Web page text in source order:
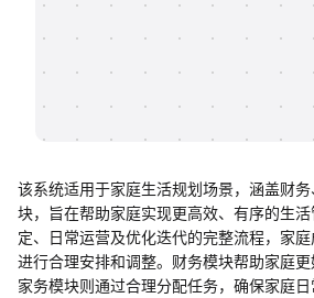
知识分享社区
该系统适用于家庭生活规划场景，涵盖财
块，旨在帮助家庭实现更高效、有序的生
定、日常运营及优化迭代的完整流程，家
进行合理安排和调整。财务模块帮助家庭更
家务模块则通过合理分配任务，确保家庭